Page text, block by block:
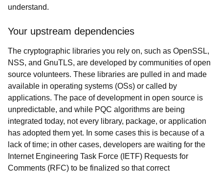
understand.
Your upstream dependencies
The cryptographic libraries you rely on, such as OpenSSL,
NSS, and GnuTLS, are developed by communities of open
source volunteers. These libraries are pulled in and made
available in operating systems (OSs) or called by
applications. The pace of development in open source is
unpredictable, and while PQC algorithms are being
integrated today, not every library, package, or application
has adopted them yet. In some cases this is because of a
lack of time; in other cases, developers are waiting for the
Internet Engineering Task Force (IETF) Requests for
Comments (RFC) to be finalized so that correct